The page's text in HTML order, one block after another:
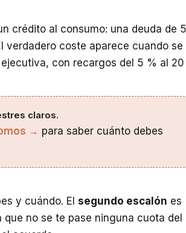
crédito al consumo: una deuda de
verdadero coste aparece cuando se
con recargos del 5 % al 20
claros.
→ para saber cuánto debes
y cuándo. El segundo escalón es
no se te pase ninguna cuota del